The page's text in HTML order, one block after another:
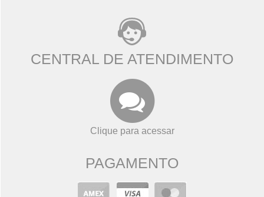
CENTRAL DE ATENDIMENTO
Clique para acessar
PAGAMENTO